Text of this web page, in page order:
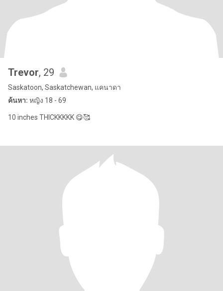
Trevor, 29
Saskatoon, Saskatchewan, แคนาดา
ค้นหา: หญิง 18 - 69
10 inches THICKKKKK 😋🥰